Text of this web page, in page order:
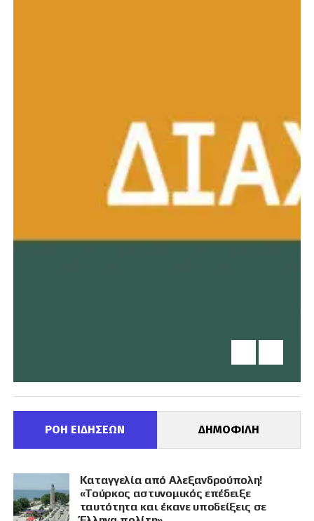
ΡΟΗ ΕΙΔΗΣΕΩΝ ΔΗΜΟΦΙΛΗ
Καταγγελία από Αλεξανδρούπολη!
«Τούρκος αστυνομικός επέδειξε
ταυτότητα και έκανε υποδείξεις σε